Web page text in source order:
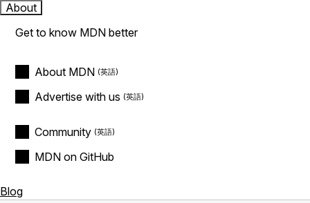
About
Get to know MDN better
About MDN
Advertise with us
Community
MDN on GitHub
Blog